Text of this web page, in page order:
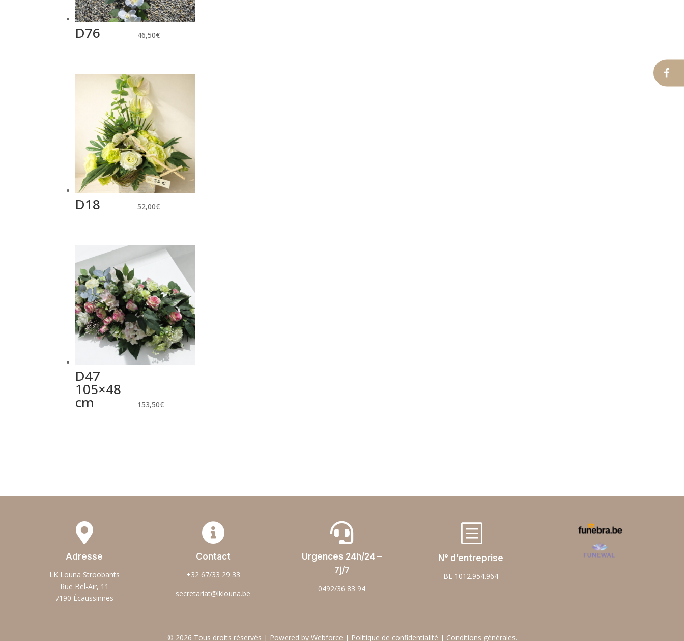
D76 46,50€
D18 52,00€
D47
105×48
cm 153,50€

Adresse
LK Louna Stroobants
Rue Bel-Air, 11
7190 Écaussinnes

Contact
+32 67/33 29 33
secretariat@lklouna.be

Urgences 24h/24 –
7j/7
0492/36 83 94
b
N° d’entreprise
BE 1012.954.964
© 2026 Tous droits réservés | Powered by Webforce | Politique de confidentialité | Conditions générales.